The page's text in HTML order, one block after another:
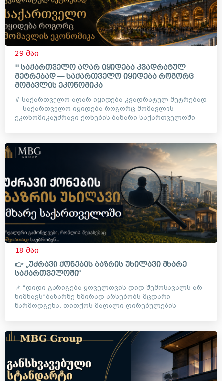
29 მაი
'' საქართველო აღარ იყიდება კვადრატულ
მეტრებად — საქართველო იყიდება როგორც
მომავლის ეკონომიკა
# საქართველო აღარ იყიდება კვადრატულ მეტრებად
— საქართველო იყიდება როგორც მომავლის
ეკონომიკაუძრავი ქონების ბაზარი საქართველოში
18 მაი
👉 „უძრავი ქონების ბაზრის უხილავი მხარე
საქართველოში“
📌 “დიდი გარიგება ყოველთვის დიდ შემოსავალს არ
ნიშნავს”ბაზარზე ხშირად არსებობს მცდარი
წარმოდგენა, თითქოს მაღალი ღირებულების